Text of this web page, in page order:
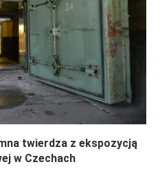
twierdza z ekspozycją
w Czechach